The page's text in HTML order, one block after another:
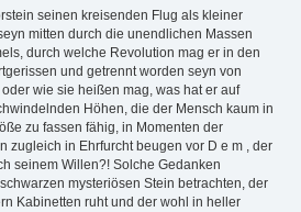
seinen kreisenden Flug als kleiner
mitten durch die unendlichen Massen
durch welche Revolution mag er in den
und getrennt worden seyn von
wie sie heißen mag, was hat er auf
Höhen, die der Mensch kaum in
zu fassen fähig, in Momenten der
zugleich in Ehrfurcht beugen vor D e m , der
seinem Willen?! Solche Gedanken
mysteriösen Stein betrachten, der
Kabinetten ruht und der wohl in heller